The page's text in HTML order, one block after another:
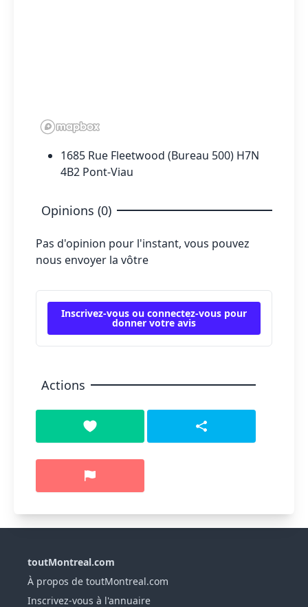
1685 Rue Fleetwood (Bureau 500) H7N
4B2 Pont-Viau
Opinions (0)
Pas d'opinion pour l'instant, vous pouvez
nous envoyer la vôtre
Inscrivez-vous ou connectez-vous pour
donner votre avis
Actions
toutMontreal.com
À propos de toutMontreal.com
Inscrivez-vous à l'annuaire